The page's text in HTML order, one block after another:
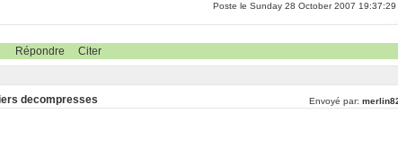
Poste le Sunday 28 October 2007 19:37:29
Répondre Citer
decompresses Envoyé par: